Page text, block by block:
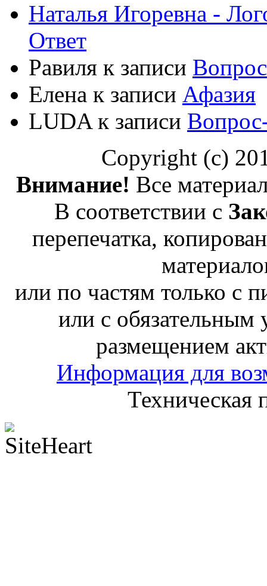
Наталья Игоревна -
Ответ
Равиля к записи
Елена к записи Афазия
LUDAк записи
Copyright (c)
Внимание! Все
В соответствии с
перепечатка,
или по частям только с
или с
размещением
Информация для
Техническая